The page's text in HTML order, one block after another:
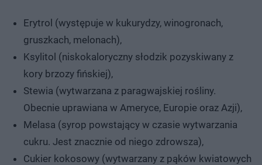
Erytrol (występuje w kukurydzy, winogronach,
gruszkach, melonach),
Ksylitol (niskokaloryczny słodzik pozyskiwany z
kory brzozy fińskiej),
Stewia (wytwarzana z paragwajskiej rośliny.
Obecnie uprawiana w Ameryce, Europie oraz Azji),
Melasa (syrop powstający w czasie wytwarzania
cukru. Jest znacznie od niego zdrowsza),
Cukier kokosowy (wytwarzany z pąków kwiatowych